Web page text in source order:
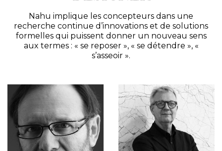
Nahu implique les concepteurs dans une
recherche continue d’innovations et de solutions
formelles qui puissent donner un nouveau sens
aux termes : « se reposer », « se détendre », «
s’asseoir ».